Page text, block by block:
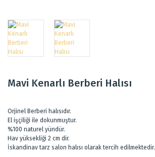
Mavi Kenarlı Berberi Halısı
Orjinel Berberi halısıdır.
El işçiliği ile dokunmuştur.
%100 naturel yündür.
Hav yüksekliği 2 cm dir.
İskandinav tarz salon halısı olarak tercih edilmektedir.